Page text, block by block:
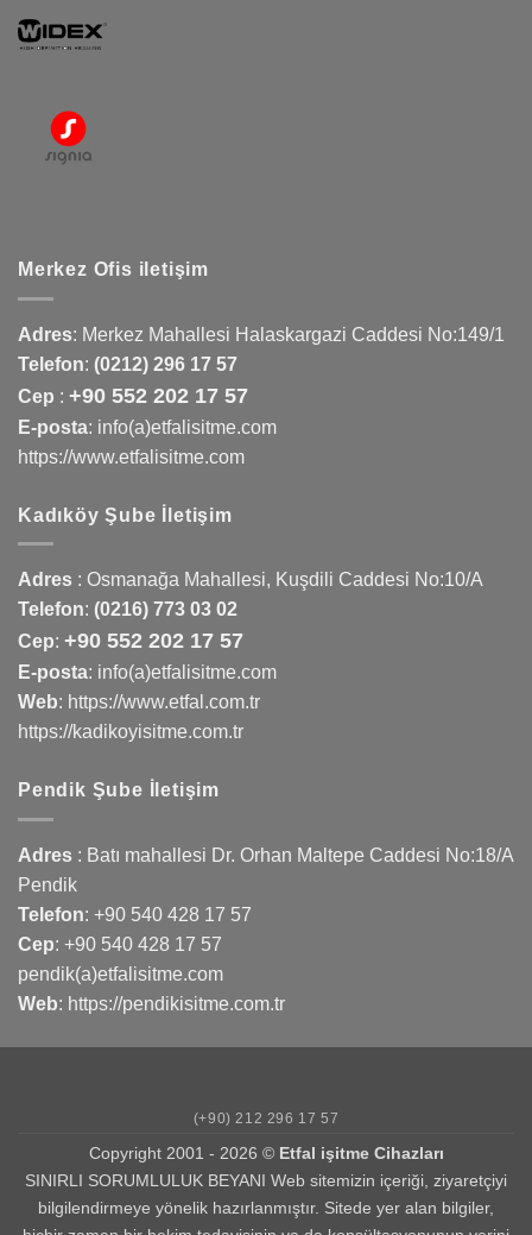
Merkez Ofis iletişim
Adres: Merkez Mahallesi Halaskargazi Caddesi No:149/1
Telefon: (0212) 296 17 57
Cep : +90 552 202 17 57
E-posta: info(a)etfalisitme.com
https://www.etfalisitme.com
Kadıköy Şube İletişim
Adres : Osmanağa Mahallesi, Kuşdili Caddesi No:10/A
Telefon: (0216) 773 03 02
Cep: +90 552 202 17 57
E-posta: info(a)etfalisitme.com
Web: https://www.etfal.com.tr
https://kadikoyisitme.com.tr
Pendik Şube İletişim
Adres : Batı mahallesi Dr. Orhan Maltepe Caddesi No:18/A
Pendik
Telefon: +90 540 428 17 57
Cep: +90 540 428 17 57
pendik(a)etfalisitme.com
Web: https://pendikisitme.com.tr
(+90) 212 296 17 57
Copyright 2001 - 2026 © Etfal işitme Cihazları
SINIRLI SORUMLULUK BEYANI Web sitemizin içeriği, ziyaretçiyi
bilgilendirmeye yönelik hazırlanmıştır. Sitede yer alan bilgiler,